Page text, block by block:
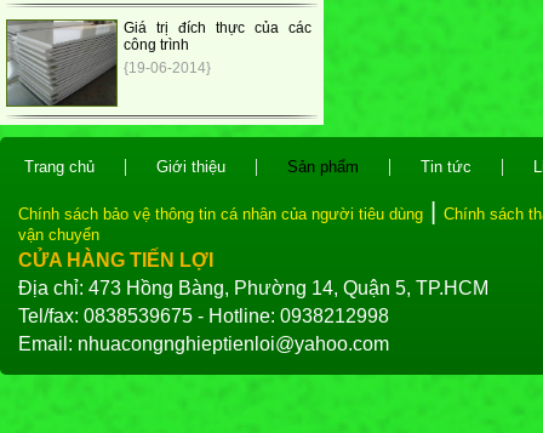
Giá trị đích thực của các
công trình
{19-06-2014}
Trang chủ | Giới thiệu | Sản phẩm | Tin tức |
Chính sách bảo vệ thông tin cá nhân của người tiêu dùng
Chính sách
vận chuyển
CỬA HÀNG TIẾN LỢI
Địa chỉ: 473 Hồng Bàng, Phường 14, Quận 5, TP.HCM
Tel/fax: 0838539675 - Hotline: 0938212998
Email: nhuacongnghieptienloi@yahoo.com